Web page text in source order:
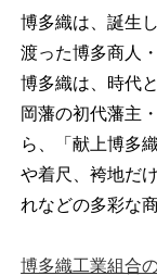
博多織は、誕生
渡った博多商人
博多織は、時代
岡藩の初代藩主
ら、「献上博多
や着尺、袴地だ
れなどの多彩な
博多織工業組合